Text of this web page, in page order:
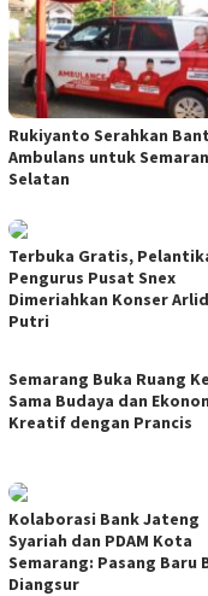
Rukiyanto Serahkan
Ambulans untuk
Selatan
Terbuka Gratis,
Pengurus Pusat Snex
Dimeriahkan Konser
Putri
Semarang Buka Ruang
Sama Budaya dan
Kreatif dengan Prancis
Kolaborasi Bank Jateng
Syariah dan PDAM Kota
Semarang: Pasang Baru
Diangsur